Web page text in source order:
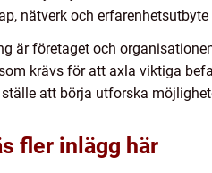
nätverk och
är företaget och
krävs för att axla viktiga
att börja utforska
fler inlägg här